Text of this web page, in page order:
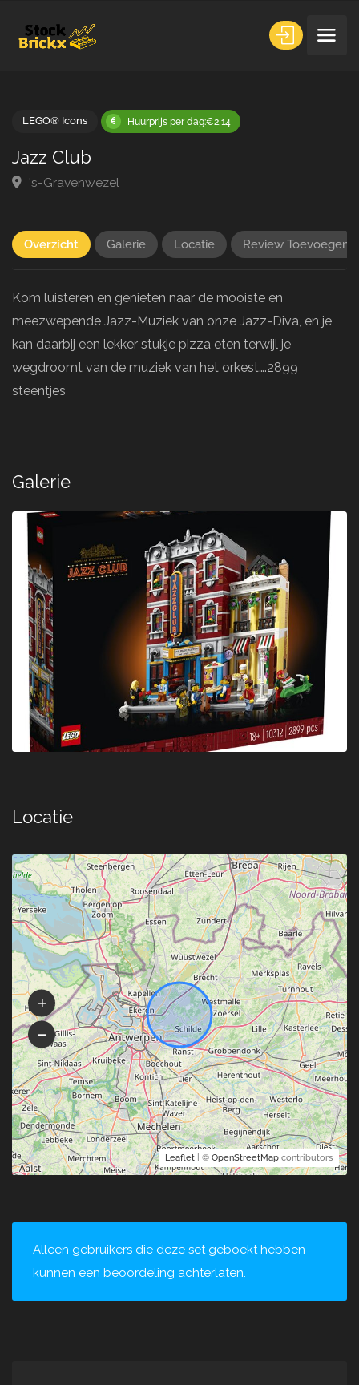
Huurprijs per dag:€2,14
Jazz Club
Overzicht Galerie Locatie Review Toevoegen
Kom luisteren en genieten naar de mooiste en
meezwepende Jazz-Muziek van onze Jazz-Diva, en je
kan daarbij een lekker stukje pizza eten terwijl je
wegdroomt van de muziek van het orkest….2899
steentjes
Galerie
Locatie
Leaflet | © OpenStreetMap contributors
Alleen gebruikers die deze set geboekt hebben
kunnen een beoordeling achterlaten.